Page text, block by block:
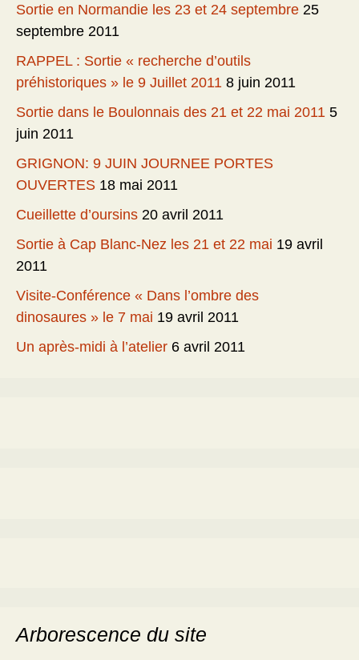
Sortie en Normandie les 23 et 24 septembre 25
septembre 2011
RAPPEL : Sortie « recherche d’outils
préhistoriques » le 9 Juillet 2011 8 juin 2011
Sortie dans le Boulonnais des 21 et 22 mai 2011 5
juin 2011
GRIGNON: 9 JUIN JOURNEE PORTES
OUVERTES 18 mai 2011
Cueillette d’oursins 20 avril 2011
Sortie à Cap Blanc-Nez les 21 et 22 mai 19 avril
2011
Visite-Conférence « Dans l’ombre des
dinosaures » le 7 mai 19 avril 2011
Un après-midi à l’atelier 6 avril 2011
Arborescence du site